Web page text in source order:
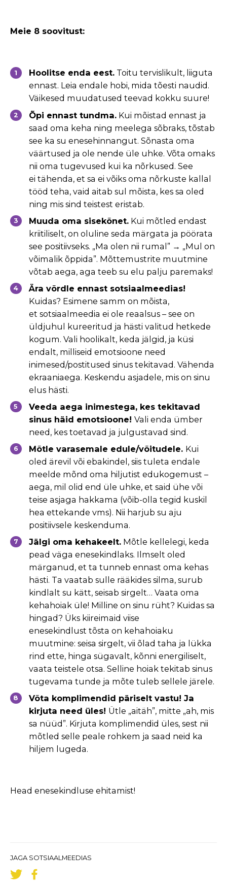
Meie 8 soovitust:
Hoolitse enda eest. Toitu tervislikult, liiguta
ennast. Leia endale hobi, mida tõesti naudid.
Väikesed muudatused teevad kokku suure!
Õpi ennast tundma. Kui mõistad ennast ja
saad oma keha ning meelega sõbraks, tõstab
see ka su enesehinnangut. Sõnasta oma
väärtused ja ole nende üle uhke. Võta omaks
nii oma tugevused kui ka nõrkused. See
ei tähenda, et sa ei võiks oma nõrkuste kallal
tööd teha, vaid aitab sul mõista, kes sa oled
ning mis sind teistest eristab.
Muuda oma sisekõnet. Kui mõtled endast
kriitiliselt, on oluline seda märgata ja pöörata
see positiivseks. „Ma olen nii rumal” → „Mul on
võimalik õppida”. Mõttemustrite muutmine
võtab aega, aga teeb su elu palju paremaks!
Ära võrdle ennast sotsiaalmeedias!
Kuidas? Esimene samm on mõista,
et sotsiaalmeedia ei ole reaalsus – see on
üldjuhul kureeritud ja hästi valitud hetkede
kogum. Vali hoolikalt, keda jälgid, ja küsi
endalt, milliseid emotsioone need
inimesed/postitused sinus tekitavad. Vähenda
ekraaniaega. Keskendu asjadele, mis on sinu
elus hästi.
Veeda aega inimestega, kes tekitavad
sinus häid emotsioone! Vali enda ümber
need, kes toetavad ja julgustavad sind.
Mõtle varasemale edule/võitudele. Kui
oled ärevil või ebakindel, siis tuleta endale
meelde mõnd oma hiljutist edukogemust –
aega, mil olid end üle uhke, et said ühe või
teise asjaga hakkama (võib-olla tegid kuskil
hea ettekande vms). Nii harjub su aju
positiivsele keskenduma.
Jälgi oma kehakeelt. Mõtle kellelegi, keda
pead väga enesekindlaks. Ilmselt oled
märganud, et ta tunneb ennast oma kehas
hästi. Ta vaatab sulle rääkides silma, surub
kindlalt su kätt, seisab sirgelt… Vaata oma
kehahoiak üle! Milline on sinu rüht? Kuidas sa
hingad? Üks kiireimaid viise
enesekindlust tõsta on kehahoiaku
muutmine: seisa sirgelt, vii õlad taha ja lükka
rind ette, hinga sügavalt, kõnni energiliselt,
vaata teistele otsa. Selline hoiak tekitab sinus
tugevama tunde ja mõte tuleb sellele järele.
Võta komplimendid päriselt vastu! Ja
kirjuta need üles! Ütle „aitäh”, mitte „ah, mis
sa nüüd”. Kirjuta komplimendid üles, sest nii
mõtled selle peale rohkem ja saad neid ka
hiljem lugeda.
Head enesekindluse ehitamist!
JAGA SOTSIAALMEEDIAS